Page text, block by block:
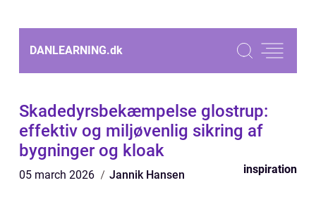
DANLEARNING.dk
Skadedyrsbekæmpelse glostrup:
effektiv og miljøvenlig sikring af
bygninger og kloak
05 march 2026 Jannik Hansen inspiration